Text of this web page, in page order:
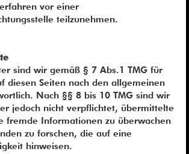
vor einer
teilzunehmen.
sind wir gemäß § 7 Abs.1 TMG für
diesen Seiten nach den allgemeinen
Nach §§ 8 bis 10 TMG sind wir
jedoch nicht verpflichtet, übermittelte
fremde Informationen zu überwachen
zu forschen, die auf eine
hinweisen.